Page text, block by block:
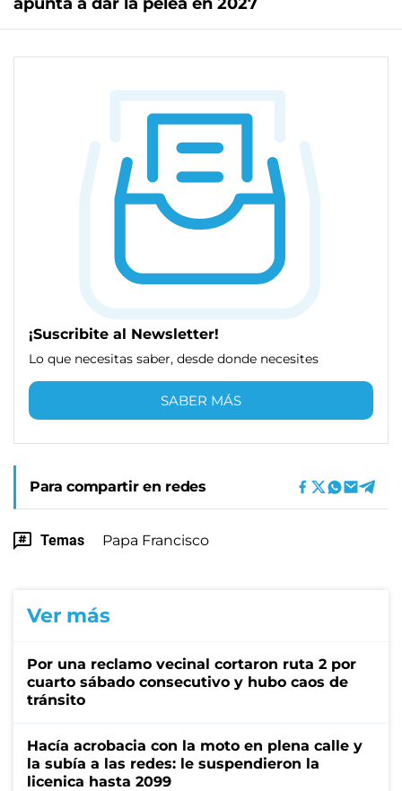
¡Suscribite al Newsletter!
Lo que necesitas saber, desde donde necesites
SABER MÁS
Para compartir en redes
Temas Papa Francisco
Ver más
Por una reclamo vecinal cortaron ruta 2 por
cuarto sábado consecutivo y hubo caos de
tránsito
Hacía acrobacia con la moto en plena calle y
la subía a las redes: le suspendieron la
licenica hasta 2099